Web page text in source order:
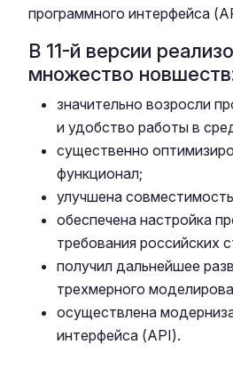
программного интерфейса
В 11-й версии
множество
значительно возросли
и удобство работы в
существенно
функционал;
улучшена
обеспечена настройка
требования российских
получил дальнейшее
трехмерного
осуществлена
интерфейса (API).